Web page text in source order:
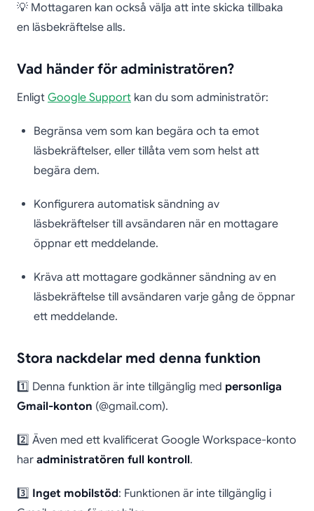
💡 Mottagaren kan också välja att inte skicka tillbaka
en läsbekräftelse alls.
Vad händer för administratören?
Enligt Google Support kan du som administratör:
Begränsa vem som kan begära och ta emot
läsbekräftelser, eller tillåta vem som helst att
begära dem.
Konfigurera automatisk sändning av
läsbekräftelser till avsändaren när en mottagare
öppnar ett meddelande.
Kräva att mottagare godkänner sändning av en
läsbekräftelse till avsändaren varje gång de öppnar
ett meddelande.
Stora nackdelar med denna funktion
1️⃣ Denna funktion är inte tillgänglig med personliga
Gmail-konton (@gmail.com).
2️⃣ Även med ett kvalificerat Google Workspace-konto
har administratören full kontroll.
3️⃣ Inget mobilstöd: Funktionen är inte tillgänglig i